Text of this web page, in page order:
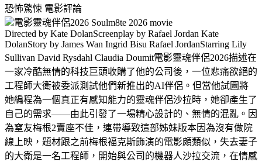
恐怖驚悚 電影評論
電影靈魂伴侶2026 Soulm8te 2026 movie
Directed by Kate DolanScreenplay by Rafael Jordan Kate
DolanStory by James Wan Ingrid Bisu Rafael JordanStarring Lily
Sullivan David Rysdahl Claudia Doumit電影靈魂伴侶2026描述在
一家冷酷無情的科技巨頭收購了他的公司後，一位悲痛欲絕的
工程師大衛被委派測試他們新推出的AI伴侶。但當他試圖將
她編程為一個真正有感知能力的靈魂伴侶沙拉時，她卻產生了
自己的需求——由此引發了一場精心設計的、無情的混亂。因
為窒友梅根2賣座不佳，連帶導致這部姊妹版本因為沒有做院
線上映，題材跟之前梅根福克斯飾演的電影頗類似，失去妻子
的大衛是一名工程師，開始與公司的機器人沙拉交流，在情感